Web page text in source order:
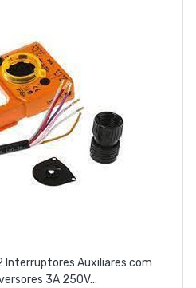
Interruptores Auxiliares com
3A 250V...